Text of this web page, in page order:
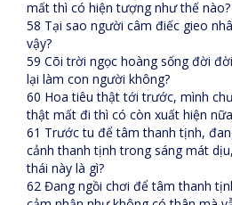
mất thì có hiện tượng như thế nào?
58 Tại sao người câm điếc gieo
vậy?
59 Cõi trời ngọc hoàng sống đời
lại làm con người không?
60 Hoa tiêu thật tới trước, mình
thật mất đi thì có còn xuất hiện
61 Trước tu để tâm thanh tịnh,
cảnh thanh tịnh trong sáng mát
thái này là gì?
62 Đang ngồi chơi để tâm thanh